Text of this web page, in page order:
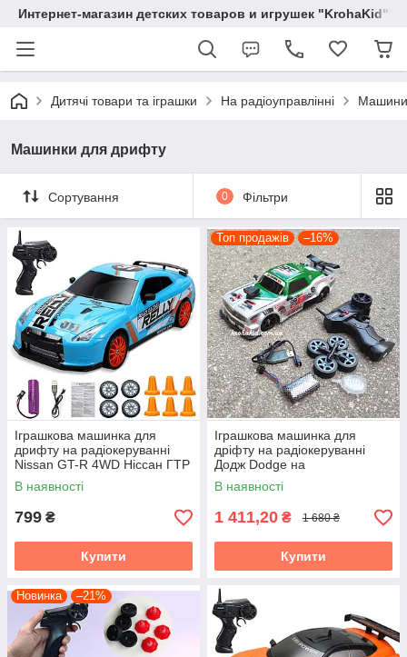
Интернет-магазин детских товаров и игрушек "KrohaKid"
Дитячі товари та іграшки На радіоуправлінні Машини
Машинки для дрифту
Сортування 0 Фільтри
Іграшкова машинка для
дрифту на радіокеруванні
Nissan GT-R 4WD Ніссан ГТР
на радіокеруванні дрифт
В наявності
799 ₴
Купити
Топ продажів –16%
Іграшкова машинка для
дріфту на радіокеруванні
Додж Dodge на
радіокеруванні дрифт 28 см
СВІТЛО ПАР
В наявності
1 411,20 ₴ 1 680 ₴
Купити
Новинка –21%